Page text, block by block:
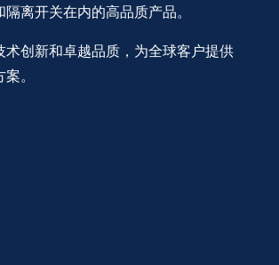
离开关在内的高品质产品。
术创新和卓越品质，为全球客户提供
。